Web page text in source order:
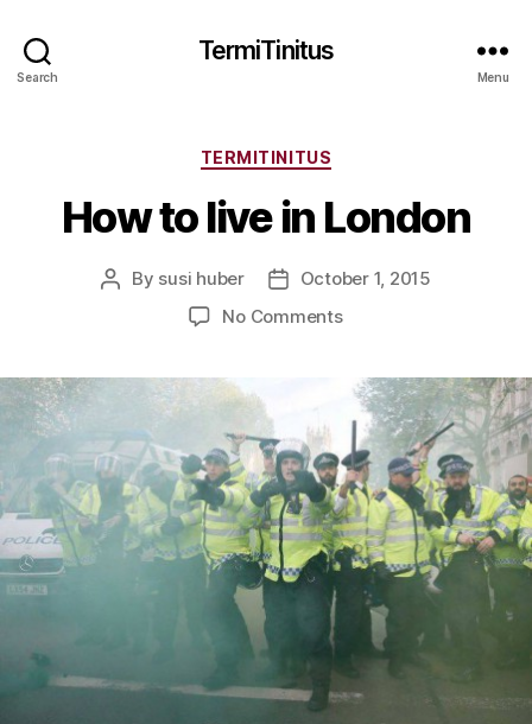
Search
TermiTinitus
Menu
Categories
TERMITINITUS
How to live in London
Post
By susi huber
PostOctober 1, 2015
No Commentson
live
in
London